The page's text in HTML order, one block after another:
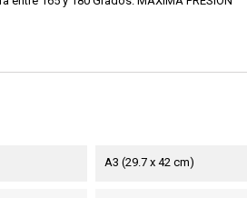
A3 (29.7 x 42 cm)